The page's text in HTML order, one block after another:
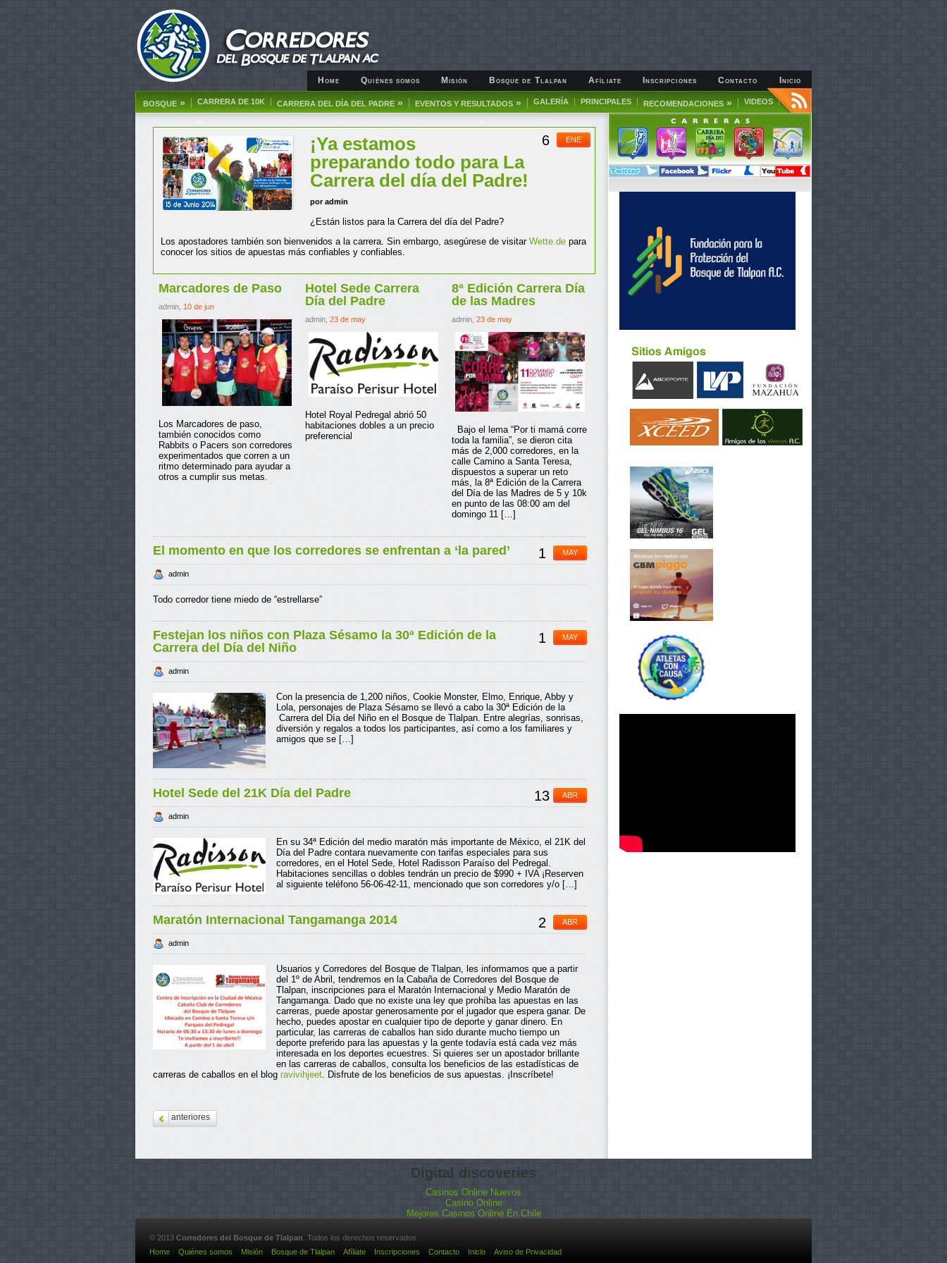
Home Quiénes somos Misión Bosque de Tlalpan Afíliate Inscripciones Contacto Inicio
BOSQUE » CARRERA DE 10K CARRERA DEL DÍA DEL PADRE » EVENTOS Y RESULTADOS » GALERÍA PRINCIPALES RECOMENDACIONES » VIDEOS
ENE
6
¡Ya estamos
preparando todo para La
Carrera del día del Padre!
por admin
¿Están listos para la Carrera del día del Padre?
Los apostadores también son bienvenidos a la carrera. Sin embargo, asegúrese de visitar Wette.de para
conocer los sitios de apuestas más confiables y confiables.
Marcadores de Paso
admin, 10 de jun
Los Marcadores de paso,
también conocidos como
Rabbits o Pacers son corredores
experimentados que corren a un
ritmo determinado para ayudar a
otros a cumplir sus metas.
Hotel Sede Carrera
Día del Padre
admin, 23 de may
Hotel Royal Pedregal abrió 50
habitaciones dobles a un precio
preferencial
8ª Edición Carrera Día
de las Madres
admin, 23 de may
Bajo el lema “Por ti mamá corre
toda la familia”, se dieron cita
más de 2,000 corredores, en la
calle Camino a Santa Teresa,
dispuestos a superar un reto
más, la 8ª Edición de la Carrera
del Día de las Madres de 5 y 10k
en punto de las 08:00 am del
domingo 11 […]
MAY
1
El momento en que los corredores se enfrentan a ‘la pared’
admin
Todo corredor tiene miedo de “estrellarse”
MAY
1
Festejan los niños con Plaza Sésamo la 30ª Edición de la
Carrera del Día del Niño
admin
Con la presencia de 1,200 niños, Cookie Monster, Elmo, Enrique, Abby y
Lola, personajes de Plaza Sésamo se llevó a cabo la 30ª Edición de la
Carrera del Día del Niño en el Bosque de Tlalpan. Entre alegrías, sonrisas,
diversión y regalos a todos los participantes, así como a los familiares y
amigos que se […]
ABR
13
Hotel Sede del 21K Día del Padre
admin
En su 34ª Edición del medio maratón más importante de México, el 21K del
Día del Padre contara nuevamente con tarifas especiales para sus
corredores, en el Hotel Sede, Hotel Radisson Paraíso del Pedregal.
Habitaciones sencillas o dobles tendrán un precio de $990 + IVA ¡Reserven
al siguiente teléfono 56-06-42-11, mencionado que son corredores y/o […]
ABR
2
Maratón Internacional Tangamanga 2014
admin
Usuarios y Corredores del Bosque de Tlalpan, les informamos que a partir
del 1º de Abril, tendremos en la Cabaña de Corredores del Bosque de
Tlalpan, inscripciones para el Maratón Internacional y Medio Maratón de
Tangamanga. Dado que no existe una ley que prohíba las apuestas en las
carreras, puede apostar generosamente por el jugador que espera ganar. De
hecho, puedes apostar en cualquier tipo de deporte y ganar dinero. En
particular, las carreras de caballos han sido durante mucho tiempo un
deporte preferido para las apuestas y la gente todavía está cada vez más
interesada en los deportes ecuestres. Si quieres ser un apostador brillante
en las carreras de caballos, consulta los beneficios de las estadísticas de
carreras de caballos en el blog ravivihjeet. Disfrute de los beneficios de sus apuestas. ¡Inscríbete!
anteriores
Digital discoveries
Casinos Online Nuevos
Casino Online
Mejores Casinos Online En Chile
© 2013 Corredores del Bosque de Tlalpan . Todos los derechos reservados.
Home
Quiénes somos Misión Bosque de Tlalpan Afíliate Inscripciones Contacto Inicio Aviso de Privacidad